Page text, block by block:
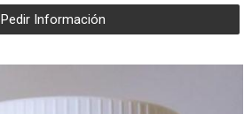
Pedir Información